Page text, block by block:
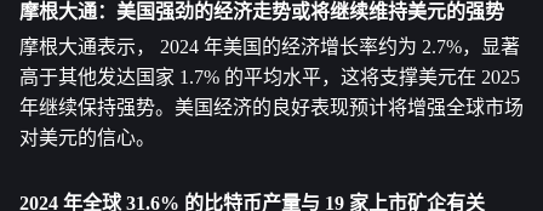
摩根大通：美国强劲的经济走势或将继续维持美元的强势
摩根大通表示， 2024 年美国的经济增长率约为 2.7%，显著
高于其他发达国家 1.7% 的平均水平，这将支撑美元在 2025
年继续保持强势。美国经济的良好表现预计将增强全球市场
对美元的信心。
2024 年全球 31.6% 的比特币产量与 19 家上市矿企有关